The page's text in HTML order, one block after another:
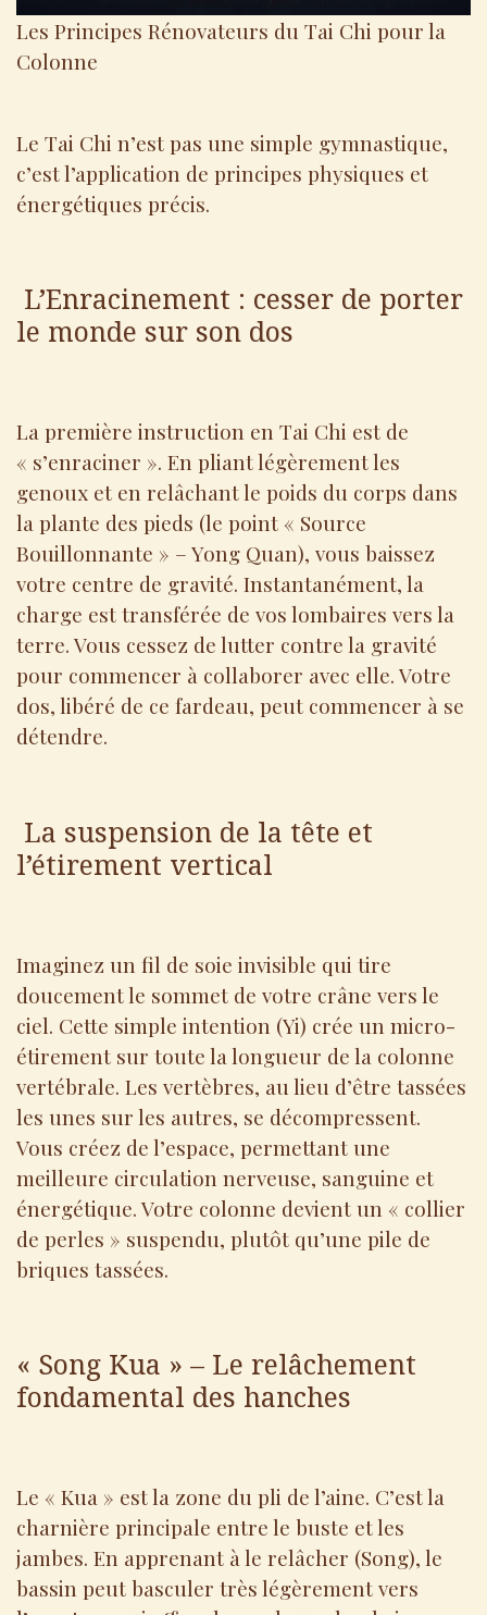
Les Principes Rénovateurs du Tai Chi pour la
Colonne
Le Tai Chi n’est pas une simple gymnastique,
c’est l’application de principes physiques et
énergétiques précis.
L’Enracinement : cesser de porter
le monde sur son dos
La première instruction en Tai Chi est de
« s’enraciner ». En pliant légèrement les
genoux et en relâchant le poids du corps dans
la plante des pieds (le point « Source
Bouillonnante » – Yong Quan), vous baissez
votre centre de gravité. Instantanément, la
charge est transférée de vos lombaires vers la
terre. Vous cessez de lutter contre la gravité
pour commencer à collaborer avec elle. Votre
dos, libéré de ce fardeau, peut commencer à se
détendre.
La suspension de la tête et
l’étirement vertical
Imaginez un fil de soie invisible qui tire
doucement le sommet de votre crâne vers le
ciel. Cette simple intention (Yi) crée un micro-
étirement sur toute la longueur de la colonne
vertébrale. Les vertèbres, au lieu d’être tassées
les unes sur les autres, se décompressent.
Vous créez de l’espace, permettant une
meilleure circulation nerveuse, sanguine et
énergétique. Votre colonne devient un « collier
de perles » suspendu, plutôt qu’une pile de
briques tassées.
« Song Kua » – Le relâchement
fondamental des hanches
Le « Kua » est la zone du pli de l’aine. C’est la
charnière principale entre le buste et les
jambes. En apprenant à le relâcher (Song), le
bassin peut basculer très légèrement vers